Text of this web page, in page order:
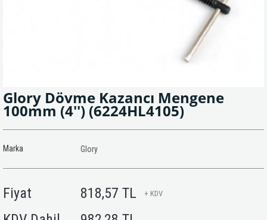
Glory Dövme Kazancı Mengene
100mm (4'') (6224HL4105)
Marka Glory
Fiyat 818,57 TL + KDV